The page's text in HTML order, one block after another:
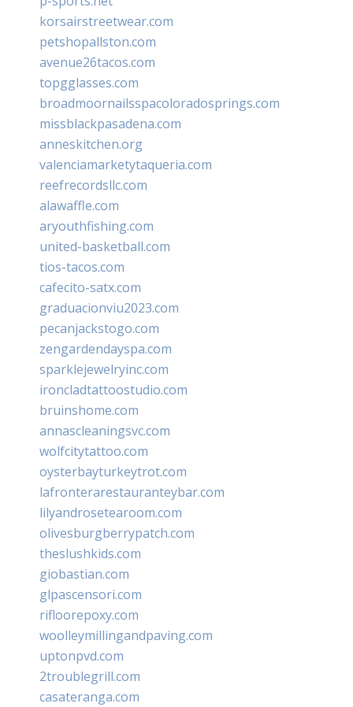
korsairstreetwear.com
petshopallston.com
avenue26tacos.com
topgglasses.com
broadmoornailsspacoloradosprings.com
missblackpasadena.com
anneskitchen.org
valenciamarketytaqueria.com
reefrecordsllc.com
alawaffle.com
aryouthfishing.com
united-basketball.com
tios-tacos.com
cafecito-satx.com
graduacionviu2023.com
pecanjackstogo.com
zengardendayspa.com
sparklejewelryinc.com
ironcladtattoostudio.com
bruinshome.com
annascleaningsvc.com
wolfcitytattoo.com
oysterbayturkeytrot.com
lafronterarestauranteybar.com
lilyandrosetearoom.com
olivesburgberrypatch.com
theslushkids.com
giobastian.com
glpascensori.com
rifloorepoxy.com
woolleymillingandpaving.com
uptonpvd.com
2troublegrill.com
casateranga.com